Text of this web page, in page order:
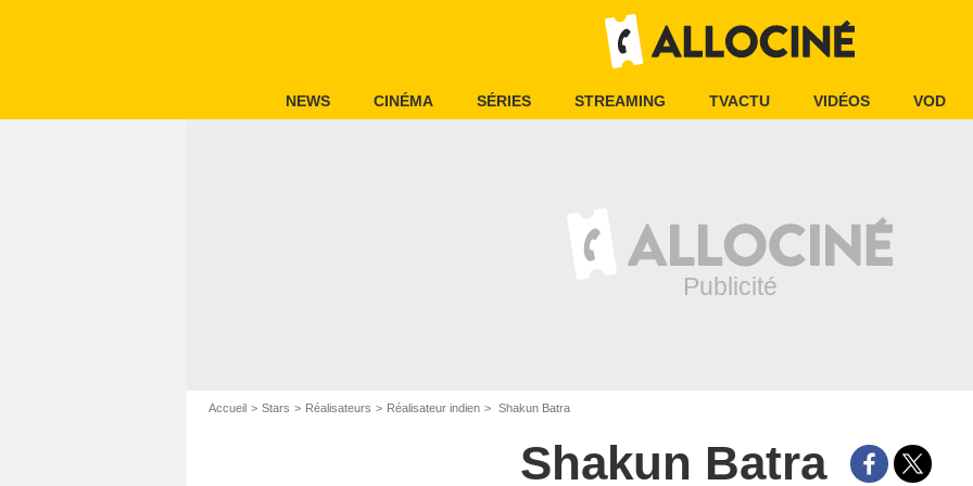
NEWS CINÉMA SÉRIES STREAMING TVACTU VIDÉOS VOD
Accueil Stars Réalisateurs Réalisateur indien Shakun Batra
Shakun Batra